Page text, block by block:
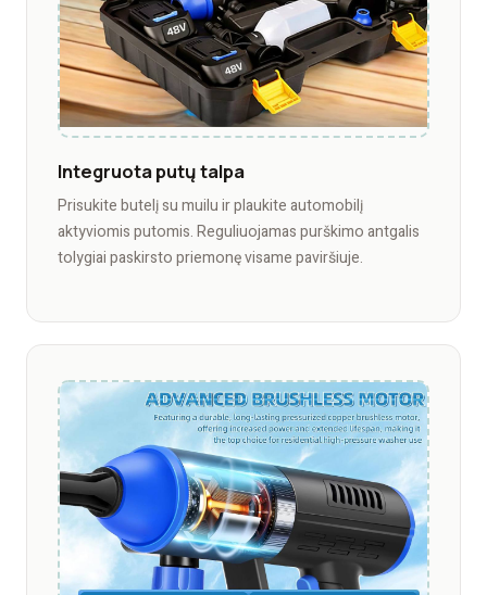
Integruota putų talpa
Prisukite butelį su muilu ir plaukite automobilį
aktyviomis putomis. Reguliuojamas purškimo antgalis
tolygiai paskirsto priemonę visame paviršiuje.